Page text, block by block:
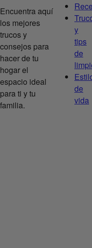
Encuentra aquí
los mejores
trucos y
consejos para
hacer de tu
hogar el
espacio ideal
para ti y tu
familia.
y
tips
de
de
vida